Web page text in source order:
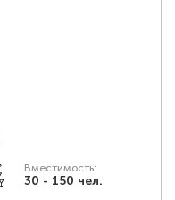
Вместимость:
30 - 150 чел.